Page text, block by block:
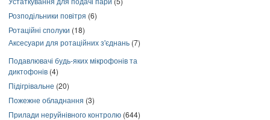
Розподільники повітря (6)
Ротаційні сполуки (18)
Аксесуари для ротаційних з'єднань (7)
Подавлювачі будь-яких мікрофонів та
диктофонів (4)
Підігрівальне (20)
Пожежне обладнання (3)
Прилади неруйнівного контролю (644)